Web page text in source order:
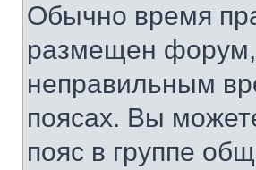
Обычно время
размещен форум,
неправильным
поясах. Вы
пояс в группе